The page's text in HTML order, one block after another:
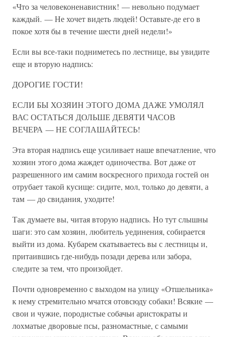
«Что за человеконенавистник! — невольно подумает
каждый. — Не хочет видеть людей! Оставьте-де его в
покое хотя бы в течение шести дней недели!»
Если вы все-таки подниметесь по лестнице, вы увидите
еще и вторую надпись:
ДОРОГИЕ ГОСТИ!
ЕСЛИ БЫ ХОЗЯИН ЭТОГО ДОМА ДАЖЕ УМОЛЯЛ
ВАС ОСТАТЬСЯ ДОЛЬШЕ ДЕВЯТИ ЧАСОВ
ВЕЧЕРА — НЕ СОГЛАШАЙТЕСЬ!
Эта вторая надпись еще усиливает наше впечатление, что
хозяин этого дома жаждет одиночества. Вот даже от
разрешенного им самим воскресного прихода гостей он
отрубает такой кусище: сидите, мол, только до девяти, а
там — до свидания, уходите!
Так думаете вы, читая вторую надпись. Но тут слышны
шаги: это сам хозяин, любитель уединения, собирается
выйти из дома. Кубарем скатываетесь вы с лестницы и,
притаившись где-нибудь позади дерева или забора,
следите за тем, что произойдет.
Почти одновременно с выходом на улицу «Отшельника»
к нему стремительно мчатся отовсюду собаки! Всякие —
свои и чужие, породистые собачьи аристократы и
лохматые дворовые псы, разномастные, с самыми